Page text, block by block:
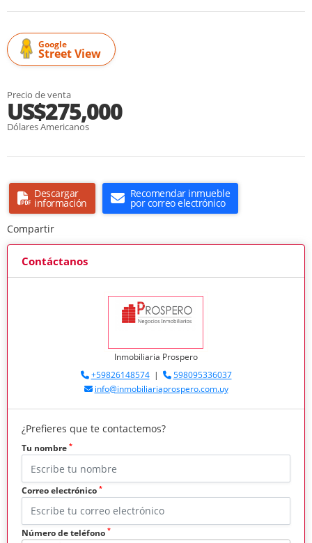
Google
Street View
Precio de venta
US$275,000
Dólares Americanos
Descargar
información
Recomendar inmueble
por correo electrónico
Compartir
Contáctanos
Inmobiliaria Prospero
+59826148574|
598095336037
info@inmobiliariaprospero.com.uy
¿Prefieres que te contactemos?
Tu nombre *
Correo electrónico *
Número de teléfono *